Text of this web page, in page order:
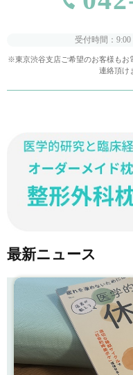
受付時間：
東京渋谷支店ご希望のお客様も
連絡頂け
最新ニュース